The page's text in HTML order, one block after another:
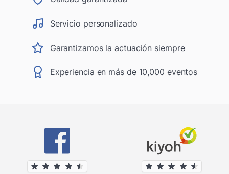
Servicio personalizado
Garantizamos la actuación siempre
Experiencia en más de 10,000 eventos